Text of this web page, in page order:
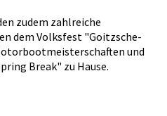
zudem zahlreiche
dem Volksfest "Goitzsche-
und
Break" zu Hause.